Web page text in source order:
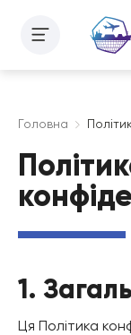
Головна
1.
Ця Політика